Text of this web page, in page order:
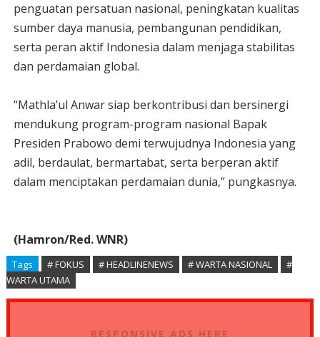
penguatan persatuan nasional, peningkatan kualitas
sumber daya manusia, pembangunan pendidikan,
serta peran aktif Indonesia dalam menjaga stabilitas
dan perdamaian global.
“Mathla’ul Anwar siap berkontribusi dan bersinergi
mendukung program-program nasional Bapak
Presiden Prabowo demi terwujudnya Indonesia yang
adil, berdaulat, bermartabat, serta berperan aktif
dalam menciptakan perdamaian dunia,” pungkasnya.
(Hamron/Red. WNR)
Tags # FOKUS # HEADLINENEWS # WARTA NASIONAL
#
WARTA UTAMA
RESPONSIVE ADS HERE